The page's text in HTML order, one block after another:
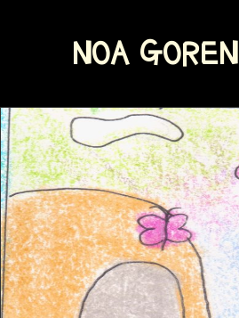
NOA GOREN